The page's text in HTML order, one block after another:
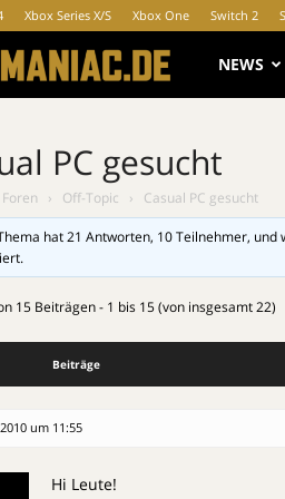
Xbox Series X/S Xbox One Switch 2
MANIAC.de
NEWS
PC gesucht
Foren › Off-Topic › Casual PC gesucht
hat 21 Antworten, 10 Teilnehmer, und
15 Beiträgen - 1 bis 15 (von insgesamt 22)
Beiträge
um 11:55
Hi Leute!